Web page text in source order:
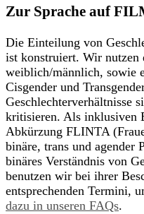
Zur Sprache auf
Die Einteilung von
ist konstruiert. Wir nutzen
weiblich/männlich, sowie
Cisgender und
Geschlechterverhältnisse
kritisieren. Als inklusiven
Abkürzung FLINTA
binäre, trans und agender
binäres Verständnis von
benutzen wir bei ihrer
entsprechenden Termini,
dazu in unseren FAQs.